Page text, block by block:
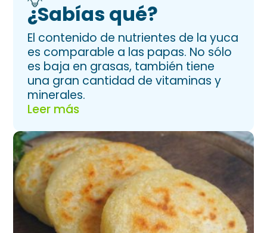
¿Sabías qué?
El contenido de nutrientes de la yuca
es comparable a las papas. No sólo
es baja en grasas, también tiene
una gran cantidad de vitaminas y
minerales.
Leer más